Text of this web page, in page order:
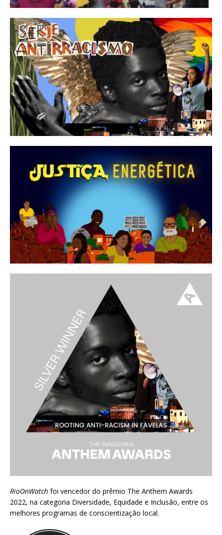
RioOnWatch foi vencedor do prêmio The Anthem Awards
2022, na categoria Diversidade, Equidade e Inclusão, entre os
melhores programas de conscientização local.